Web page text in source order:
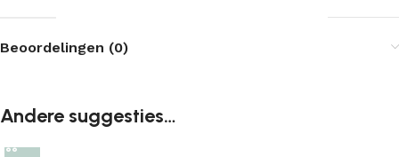
Beoordelingen (0)
Andere suggesties…